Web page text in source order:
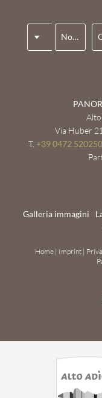
COPPIE FAMIGLIE
Nome*
Via Huber
T. +39 0472 520250
Galleria immagini
Home | Imprint |